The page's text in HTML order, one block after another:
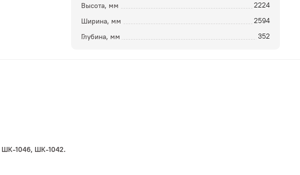
Мебель со скидкой
Высота, мм 2224
Ширина, мм 2594
Глубина, мм 352
ШК-1046, ШК-1042.